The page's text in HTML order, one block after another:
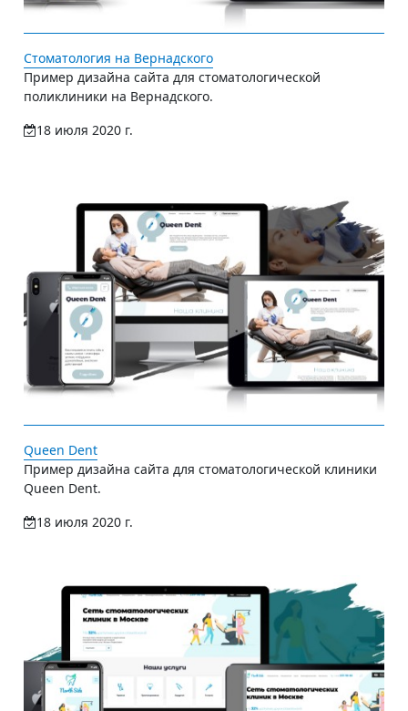
Стоматология на Вернадского
Пример дизайна сайта для стоматологической
поликлиники на Вернадского.
18 июля 2020 г.
Queen Dent
Пример дизайна сайта для стоматологической клиники
Queen Dent.
18 июля 2020 г.